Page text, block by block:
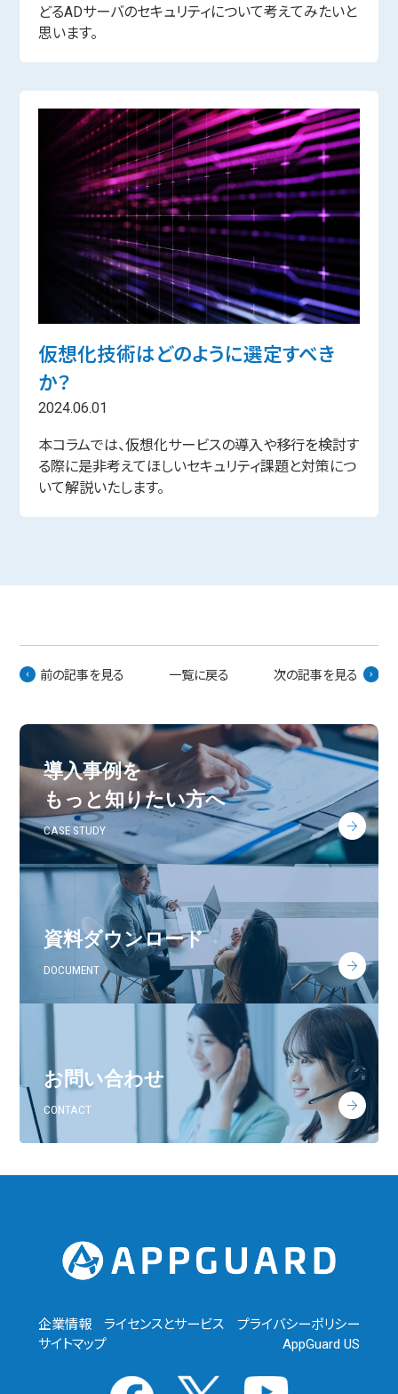
どるADサーバのセキュリティについて考えてみたいと
思います。
仮想化技術はどのように選定すべき
か？
2024.06.01
本コラムでは、仮想化サービスの導入や移行を検討す
る際に是非考えてほしいセキュリティ課題と対策につ
いて解説いたします。
前の記事を見る 一覧に戻る 次の記事を見る
導入事例を
もっと知りたい方へ
CASE STUDY
資料ダウンロード
DOCUMENT
お問い合わせ
CONTACT
企業情報 ライセンスとサービス
プライバシーポリシー
サイトマップ
AppGuard US